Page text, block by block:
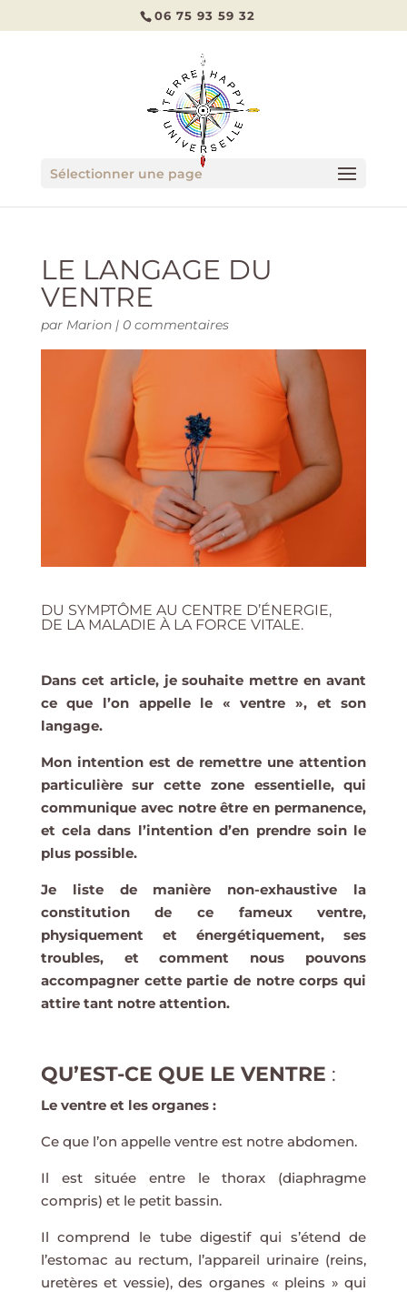
06 75 93 59 32
Sélectionner une page
LE LANGAGE DU
VENTRE
par Marion| 0 commentaires
DU SYMPTÔME AU CENTRE D’ÉNERGIE,
DE LA MALADIE À LA FORCE VITALE.
Dans cet article, je souhaite mettre en avant
ce que l’on appelle le « ventre », et son
langage.
Mon intention est de remettre une attention
particulière sur cette zone essentielle, qui
communique avec notre être en permanence,
et cela dans l’intention d’en prendre soin le
plus possible.
Je liste de manière non-exhaustive la
constitution de ce fameux ventre,
physiquement et énergétiquement, ses
troubles, et comment nous pouvons
accompagner cette partie de notre corps qui
attire tant notre attention.
QU’EST-CE QUE LE VENTRE :
Le ventre et les organes :
Ce que l’on appelle ventre est notre abdomen.
Il est située entre le thorax (diaphragme
compris) et le petit bassin.
Il comprend le tube digestif qui s’étend de
l’estomac au rectum, l’appareil urinaire (reins,
uretères et vessie), des organes « pleins » qui